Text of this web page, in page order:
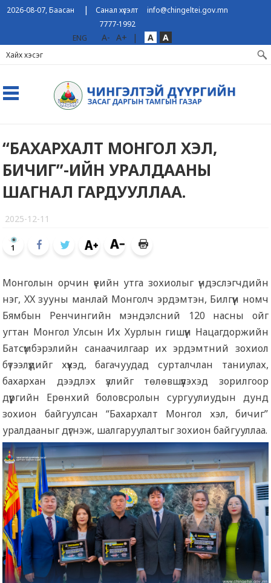
2026-08-07, Баасан |Санал хүсэлт
info@chingeltei.gov.mn
7777-1992
ENG
A- A+ | A A
“БАХАРХАЛТ МОНГОЛ ХЭЛ,
БИЧИГ”-ИЙН УРАЛДААНЫ
ШАГНАЛ ГАРДУУЛЛАА.
2025-12-11
1
Монголын орчин үеийн утга зохиолыг үндэслэгчдийн
нэг, XX зууны манлай Монголч эрдэмтэн, Билгүүн номч
Бямбын Ренчингийн мэндэлсний 120 насны ойг
угтан Монгол Улсын Их Хурлын гишүүн Нацагдоржийн
Батсүмбэрэлийн санаачилгаар их эрдэмтний зохиол
бүтээлүүдийг хүүхэд, багачуудад сурталчлан таниулах,
бахархан дээдлэх үзлийг төлөвшүүлэхэд зорилгоор
дүүргийн Ерөнхий боловсролын сургуулиудын дунд
зохион байгуулсан “Бахархалт Монгол хэл, бичиг”
уралдааныг дүгнэж, шалгаруулалтыг зохион байгууллаа.